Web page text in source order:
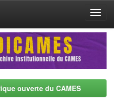
ouverte du CAMES